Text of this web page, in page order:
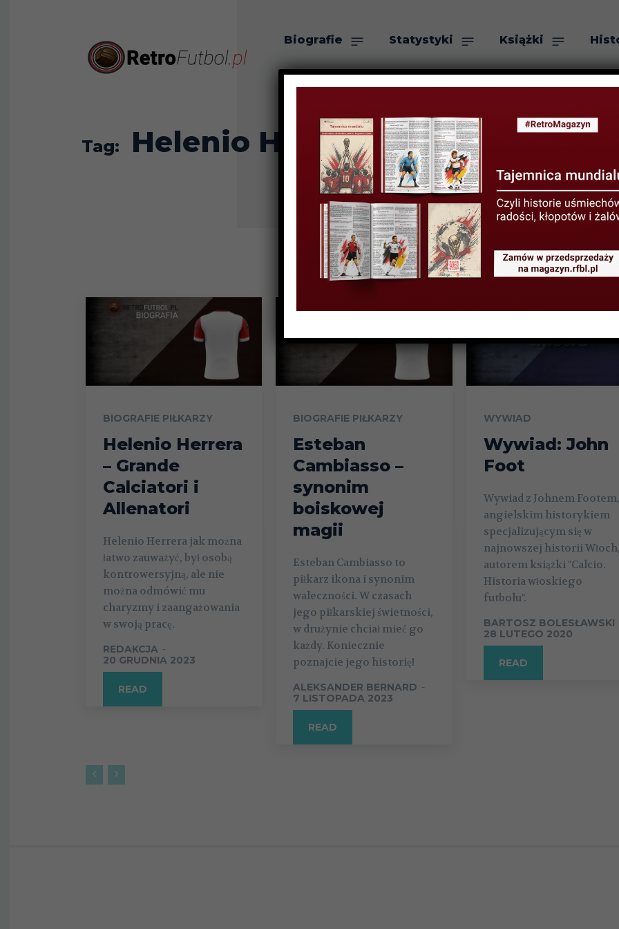
Biografie Statystyki Książki
O nas
Tag: Helenio Herrera
BIOGRAFIE PIŁKARZY
Helenio Herrera
– Grande
Calciatori i
Allenatori
Helenio Herrera jak można
łatwo zauważyć, był osobą
kontrowersyjną, ale nie
można odmówić mu
charyzmy i zaangażowania
w swoją pracę.
REDAKCJA -
20 GRUDNIA 2023
READ
BIOGRAFIE PIŁKARZY
Esteban
Cambiasso –
synonim
boiskowej
magii
Esteban Cambiasso to
piłkarz ikona i synonim
waleczności. W czasach
jego piłkarskiej świetności,
w drużynie chciał mieć go
każdy. Koniecznie
poznajcie jego historię!
ALEKSANDER BERNARD -
7 LISTOPADA 2023
READ
WYWIAD
Wywiad: John
Foot
Wywiad z Johnem Footem,
angielskim historykiem
specjalizującym się w
najnowszej historii
autorem książki "Calcio.
Historia włoskiego
futbolu".
BARTOSZ BOLESŁAWSKI
28 LUTEGO 2020
READ